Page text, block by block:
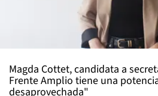
Magda Cottet, candidata a
Frente Amplio tiene una
desaprovechada"